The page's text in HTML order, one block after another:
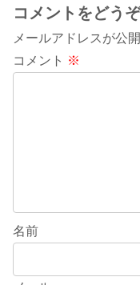
コメントをどうぞ
メールアドレスが公
コメント ※
名前